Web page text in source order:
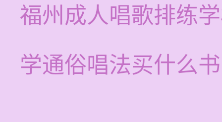
福州成人唱歌排练
学通俗唱法买什么